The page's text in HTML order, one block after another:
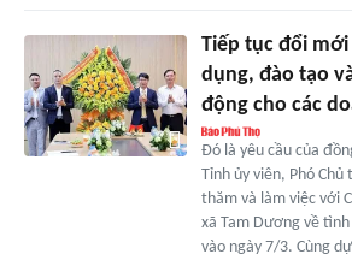
Tiếp tục đổi
dụng, đào tạo
động cho các
Đó là yêu cầu của
Tỉnh ủy viên, Phó
thăm và làm việc với
xã Tam Dương về
vào ngày 7/3. Cùng